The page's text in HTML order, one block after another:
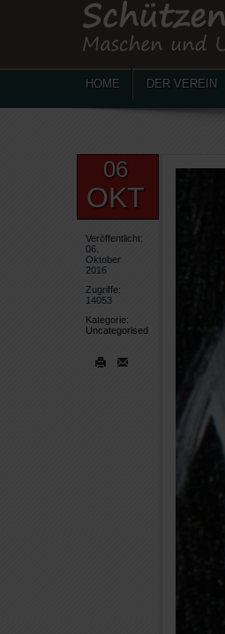
HOME DER VEREIN
06
OKT
Veröffentlicht:
06.
Oktober
2016
Zugriffe:
14053
Kategorie:
Uncategorised